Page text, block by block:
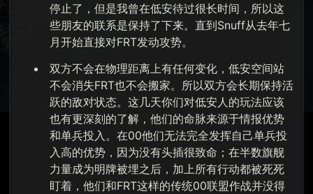
停止了，但是我曾在低安待过很长时间，所以这
些朋友的联系是保持了下来。直到Snuff从去年七
月开始直接对FRT发动攻势。
双方不会在物理距离上有任何变化，低安空间站
不会消失FRT也不会搬家。所以双方会长期保持活
跃的敌对状态。这几天你们对低安人的玩法应该
也有更深刻的了解，他们的命脉来源于情报优势
和单兵投入。在00他们无法完全发挥自己单兵投
入高的优势，因为没有头插很致命；在半数旗舰
力量成为明牌被埋之后，加上所有行动都被死死
盯着，他们和FRT这样的传统00联盟作战并没得